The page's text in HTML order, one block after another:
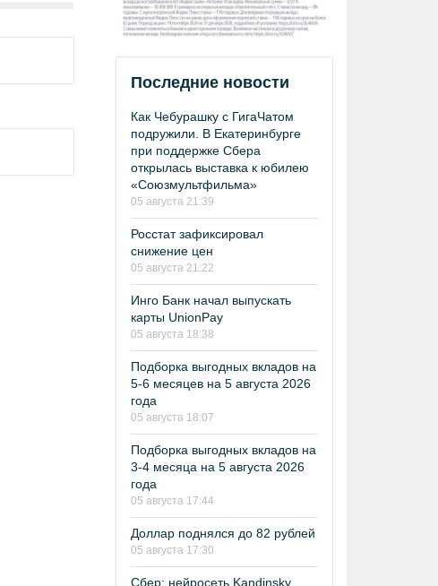
Последние новости
Как Чебурашку с ГигаЧатом
подружили. В Екатеринбурге
при поддержке Сбера
открылась выставка к юбилею
«Союзмультфильма»
05 августа 21:39
Росстат зафиксировал
снижение цен
05 августа 21:22
Инго Банк начал выпускать
карты UnionPay
05 августа 18:38
Подборка выгодных вкладов на
5-6 месяцев на 5 августа 2026
года
05 августа 18:07
Подборка выгодных вкладов на
3-4 месяца на 5 августа 2026
года
05 августа 17:44
Доллар поднялся до 82 рублей
05 августа 17:30
Сбер: нейросеть Kandinsky